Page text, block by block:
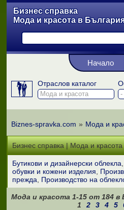
Бизнес справка
Мода и красота в
Отраслов каталог
Начало
Biznes-spravka.com » Мода и
Бизнес справка | Мода и
Бутикови и дизайнерски облекла
обувки и кожени изделия
прежда
Производство на
Мода и красота 1-15от 184в
1
2 3 4 5